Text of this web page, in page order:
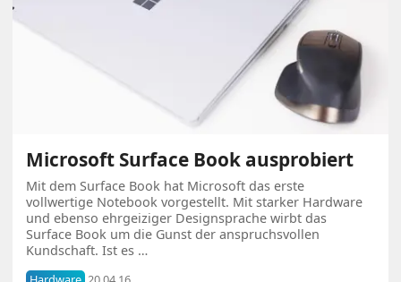
Microsoft Surface Book ausprobiert
Mit dem Surface Book hat Microsoft das erste
vollwertige Notebook vorgestellt. Mit starker Hardware
und ebenso ehrgeiziger Designsprache wirbt das
Surface Book um die Gunst der anspruchsvollen
Kundschaft. Ist es …